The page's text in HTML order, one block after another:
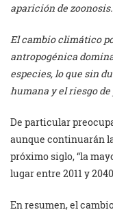
aparición de
El cambio climático
antropogénica
especies, lo que sin
humana y el riesgo de
De particular
aunque continuarán
próximo siglo, “la
lugar entre 2011 y
En resumen, el